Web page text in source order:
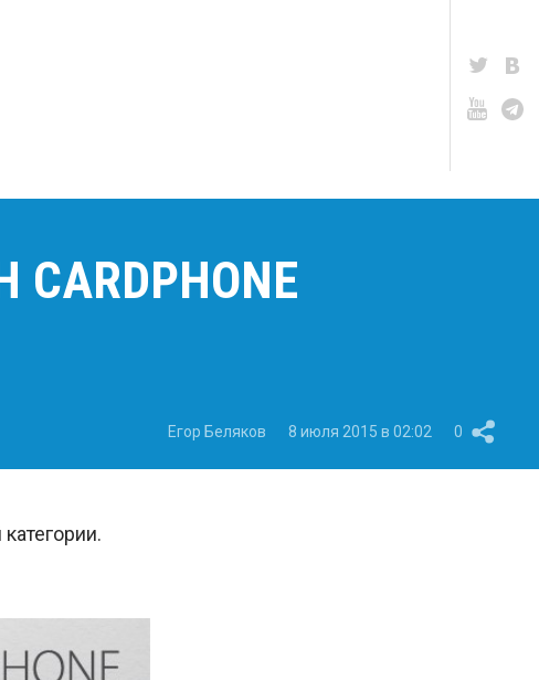
Егор Беляков 8 июля 2015 в 02:02 0